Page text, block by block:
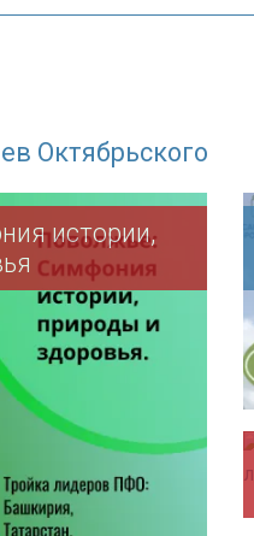
Октябрьского
истории,